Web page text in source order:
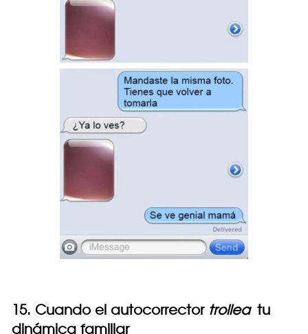
15. Cuando el autocorrector trollea tu
dinámica familiar